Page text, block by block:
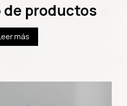
de productos
más